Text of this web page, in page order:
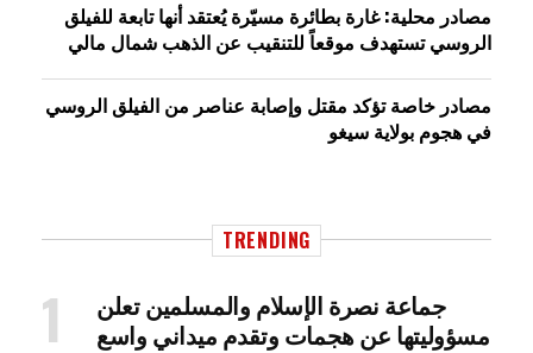
مصادر محلية: غارة بطائرة مسيّرة يُعتقد أنها تابعة للفيلق
الروسي تستهدف موقعاً للتنقيب عن الذهب شمال مالي
مصادر خاصة تؤكد مقتل وإصابة عناصر من الفيلق الروسي
في هجوم بولاية سيغو
TRENDING
جماعة نصرة الإسلام والمسلمين تعلن
مسؤوليتها عن هجمات وتقدم ميداني واسع